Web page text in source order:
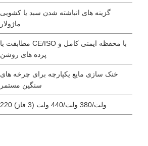
گزینه های انباشته شدن سبد یا کشویی
ماژولار
مطابقت با CE/ISO با محفظه ایمنی کامل و
پرده های روشن
خنک سازی مایع یکپارچه برای چرخه های
سنگین مستمر
220 ولت/380 ولت/440 ولت (3 فاز)